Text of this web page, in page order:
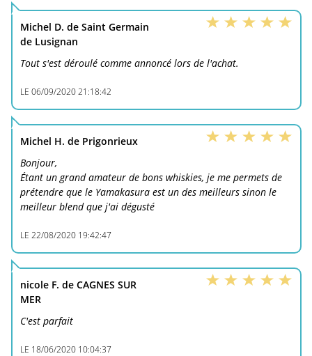
Michel D. de Saint Germain
de Lusignan
Tout s'est déroulé comme annoncé lors de l'achat.
LE 06/09/2020 21:18:42
Michel H. de Prigonrieux
Bonjour,
Étant un grand amateur de bons whiskies, je me permets de
prétendre que le Yamakasura est un des meilleurs sinon le
meilleur blend que j'ai dégusté
LE 22/08/2020 19:42:47
nicole F. de CAGNES SUR
MER
C'est parfait
LE 18/06/2020 10:04:37